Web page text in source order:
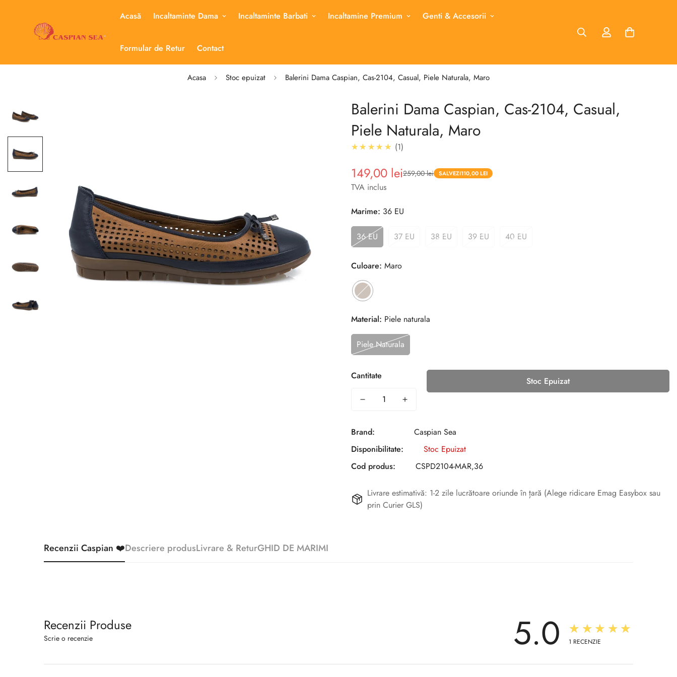
Acasă Incaltaminte Dama Incaltaminte Barbati Incaltamine Premium Genti & Accesorii
Formular de Retur Contact
Acasa Stoc epuizat Balerini Dama Caspian, Cas-2104, Casual, Piele Naturala, Maro
Balerini Dama Caspian, Cas-2104, Casual,
Piele Naturala, Maro
★★★★★ 5.0
1
Pret
redus
149,00 lei
Pret 259,00 lei SALVEZI110,00 LEI
TVA inclus
Marime: 36 EU
36 EU 37 EU 38 EU 39 EU 40 EU
Culoare: Maro
Material: Piele naturala
Piele Naturala
Cantitate Stoc Epuizat
Brand:
Caspian Sea
Disponibilitate:
Stoc Epuizat
Cod produs:
CSPD2104-MAR,36
Livrare estimativă: 1-2 zile lucrătoare oriunde în țară (Alege ridicare Emag Easybox sau
prin Curier GLS)
Recenzii Caspian ❤️Descriere produsLivrare & ReturGHID DE MARIMI
Recenzii Produse
Scrie o recenzie 5.0 ★★★★★
1 RECENZIE